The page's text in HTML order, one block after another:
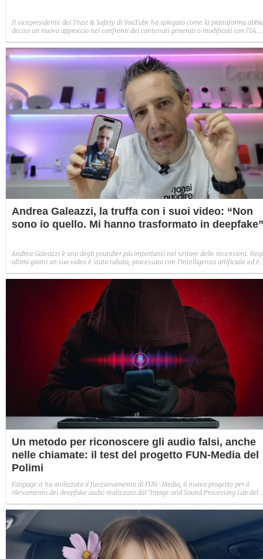
Il vicepresidente del Trust & Safety di YouTube ha spiegato come la piattaforma abbia
deciso un nuovo approccio nei confronti dei contenuti generati o modificati con l'IA.
sensibili non saranno più monetizzabili.
Andrea Galeazzi, la truffa con i suoi video: “Non
sono io quello. Mi hanno trasformato in deepfake”
Andrea Galeazzi è uno degli youtuber più importanti nel settore delle recensioni.
ultimi giorni un suo video è stato rubato, processato con l'intelligenza artificiale ed è
Un metodo per riconoscere gli audio falsi, anche
nelle chiamate: il test del progetto FUN-Media del
Polimi
Fanpage.it ha anilizzato il funzionamento di FUN-Media, il nuovo progetto per il
rilevamento dei deepfake audio realizzato dal ’Image and Sound Processing Lab del
veniva riconosciuto come tale.